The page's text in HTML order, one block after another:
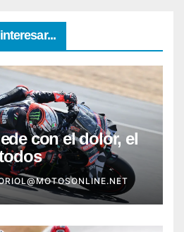
con el dolor, el